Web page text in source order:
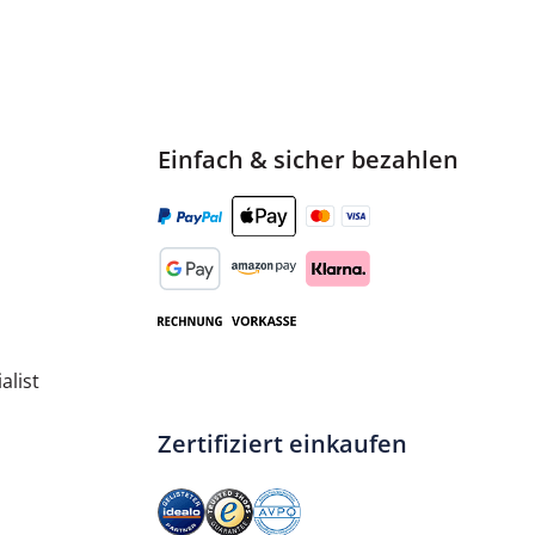
Einfach & sicher bezahlen
Zertifiziert einkaufen